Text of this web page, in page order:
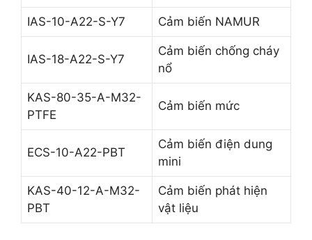
IAS-10-A22-S-Y7 Cảm biến NAMUR
IAS-18-A22-S-Y7
Cảm biến chống cháy
nổ
KAS-80-35-A-M32-
PTFE
Cảm biến mức
ECS-10-A22-PBT
Cảm biến điện dung
mini
KAS-40-12-A-M32-
PBT
Cảm biến phát hiện
vật liệu